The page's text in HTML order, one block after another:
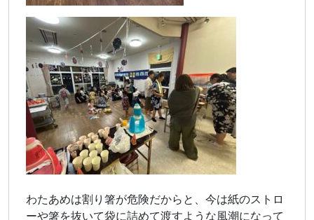
わたあめは割り箸が危険だからと、今は紙のストロ
ーや箸を抜いて袋に詰めて渡すような風潮になって